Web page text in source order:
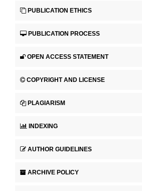
PUBLICATION ETHICS
PUBLICATION PROCESS
OPEN ACCESS STATEMENT
COPYRIGHT AND LICENSE
PLAGIARISM
INDEXING
AUTHOR GUIDELINES
ARCHIVE POLICY